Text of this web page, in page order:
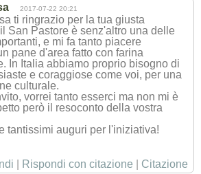
2017-07-22 20:21
ti ringrazio per la tua giusta
San Pastore è senz'altro una delle
e mi fa tanto piacere
pane d'area fatto con farina
In Italia abbiamo proprio bisogno di
e coraggiose come voi, per una
culturale.
vorrei tanto esserci ma non mi è
però il resoconto della vostra
tantissimi auguri per l'iniziativa!
Rispondi con citazione Citazione